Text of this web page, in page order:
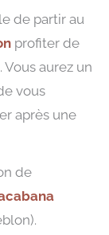
de partir au
profiter de
aurez un
vous
après une
de